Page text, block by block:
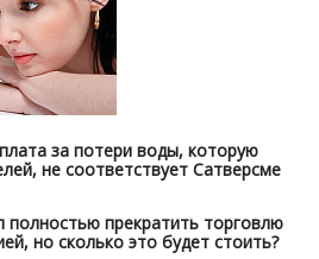
за потери воды, которую
не соответствует Сатверсме
полностью прекратить торговлю
но сколько это будет стоить?